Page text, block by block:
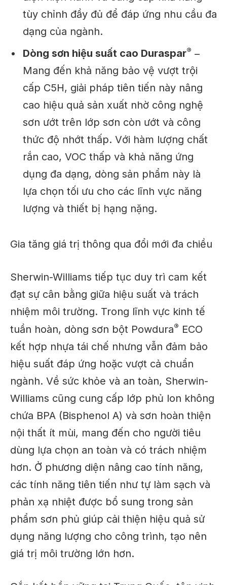
tùy chỉnh đầy đủ để đáp ứng nhu cầu đa
dạng của ngành.
Dòng sơn hiệu suất cao Duraspar® –
Mang đến khả năng bảo vệ vượt trội
cấp C5H, giải pháp tiên tiến này nâng
cao hiệu quả sản xuất nhờ công nghệ
sơn ướt trên lớp sơn còn ướt và công
thức độ nhớt thấp. Với hàm lượng chất
rắn cao, VOC thấp và khả năng ứng
dụng đa dạng, dòng sản phẩm này là
lựa chọn tối ưu cho các lĩnh vực năng
lượng và thiết bị hạng nặng.
Gia tăng giá trị thông qua đổi mới đa chiều
Sherwin-Williams tiếp tục duy trì cam kết
đạt sự cân bằng giữa hiệu suất và trách
nhiệm môi trường. Trong lĩnh vực kinh tế
tuần hoàn, dòng sơn bột Powdura® ECO
kết hợp nhựa tái chế nhưng vẫn đảm bảo
hiệu suất đáp ứng hoặc vượt cả chuẩn
ngành. Về sức khỏe và an toàn, Sherwin-
Williams cũng cung cấp lớp phủ lon không
chứa BPA (Bisphenol A) và sơn hoàn thiện
nội thất ít mùi, mang đến cho người tiêu
dùng lựa chọn an toàn và có trách nhiệm
hơn. Ở phương diện nâng cao tính năng,
các tính năng tiên tiến như tự làm sạch và
phản xạ nhiệt được bổ sung trong sản
phẩm sơn phủ giúp cải thiện hiệu quả sử
dụng năng lượng cho công trình, tạo nên
giá trị môi trường lớn hơn.